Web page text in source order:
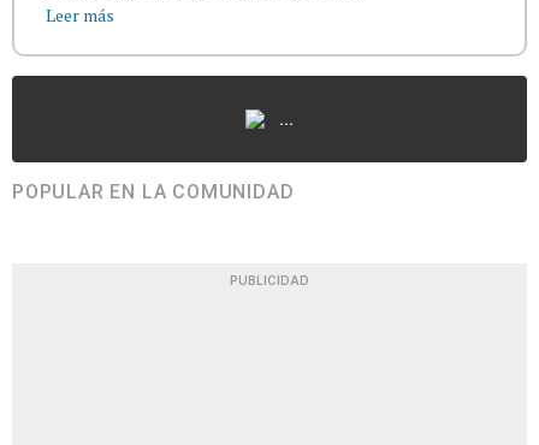
Leer más
...
POPULAR EN LA COMUNIDAD
PUBLICIDAD